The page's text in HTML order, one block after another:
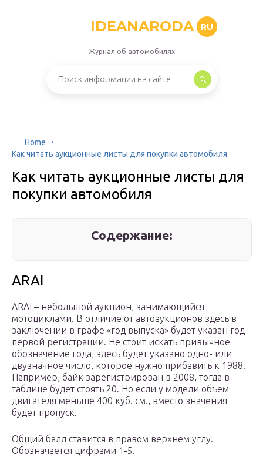
IDEANARODA RU
Журнал об автомобилях
Home
Как читать аукционные листы для покупки автомобиля
Как читать аукционные листы для
покупки автомобиля
Содержание:
ARAI
ARAI – небольшой аукцион, занимающийся
мотоциклами. В отличие от автоаукционов здесь в
заключении в графе «год выпуска» будет указан год
первой регистрации. Не стоит искать привычное
обозначение года, здесь будет указано одно- или
двузначное число, которое нужно прибавить к 1988.
Например, байк зарегистрирован в 2008, тогда в
таблице будет стоять 20. Но если у модели объем
двигателя меньше 400 куб. см., вместо значения
будет пропуск.
Общий балл ставится в правом верхнем углу.
Обозначается цифрами 1-5.